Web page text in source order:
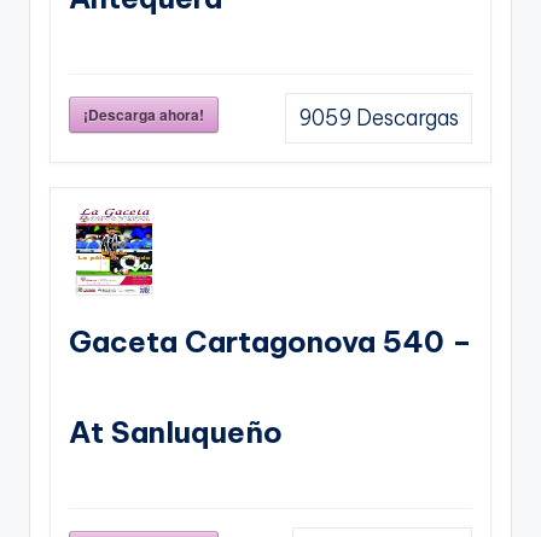
¡Descarga ahora! 9059 Descargas
Gaceta Cartagonova 540 –
At Sanluqueño